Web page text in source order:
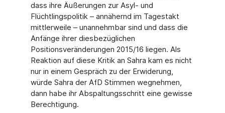
dass ihre Äußerungen zur Asyl- und
Flüchtlingspolitik – annähernd im Tagestakt
mittlerweile – unannehmbar sind und dass die
Anfänge ihrer diesbezüglichen
Positionsveränderungen 2015/16 liegen. Als
Reaktion auf diese Kritik an Sahra kam es nicht
nur in einem Gespräch zu der Erwiderung,
würde Sahra der AfD Stimmen wegnehmen,
dann habe ihr Abspaltungsschritt eine gewisse
Berechtigung.